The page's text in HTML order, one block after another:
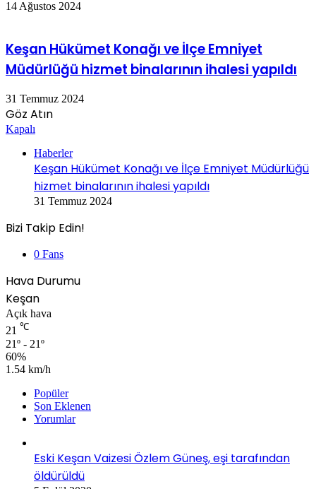
14 Ağustos 2024
Keşan Hükümet Konağı ve İlçe Emniyet
Müdürlüğü hizmet binalarının ihalesi yapıldı
31 Temmuz 2024
Göz Atın
Kapalı
Haberler
Keşan Hükümet Konağı ve İlçe Emniyet Müdürlüğü
hizmet binalarının ihalesi yapıldı
31 Temmuz 2024
Bizi Takip Edin!
0 Fans
Hava Durumu
Keşan
Açık hava
21 ℃
21º - 21º
60%
1.54 km/h
Popüler
Son Eklenen
Yorumlar
Eski Keşan Vaizesi Özlem Güneş, eşi tarafından
öldürüldü